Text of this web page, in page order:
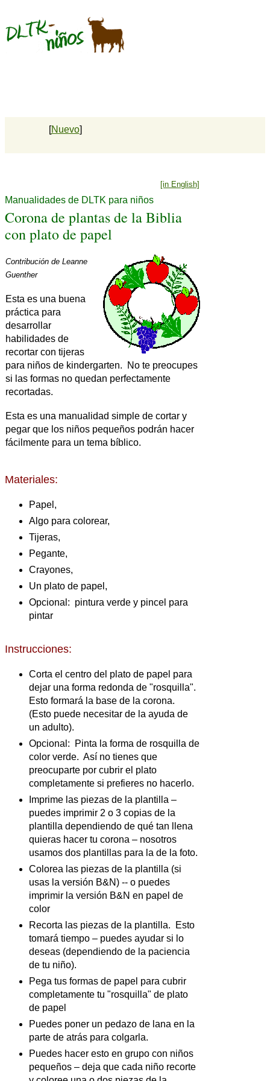
[Nuevo]
[in English]
Manualidades de DLTK para niños
Corona de plantas de la Biblia
con plato de papel
Contribución de Leanne
Guenther
Esta es una buena
práctica para
desarrollar
habilidades de
recortar con tijeras
para niños de kindergarten. No te preocupes
si las formas no quedan perfectamente
recortadas.
Esta es una manualidad simple de cortar y
pegar que los niños pequeños podrán hacer
fácilmente para un tema bíblico.
Materiales:
Papel,
Algo para colorear,
Tijeras,
Pegante,
Crayones,
Un plato de papel,
Opcional: pintura verde y pincel para
pintar
Instrucciones:
Corta el centro del plato de papel para
dejar una forma redonda de "rosquilla".
Esto formará la base de la corona.
(Esto puede necesitar de la ayuda de
un adulto).
Opcional: Pinta la forma de rosquilla de
color verde. Así no tienes que
preocuparte por cubrir el plato
completamente si prefieres no hacerlo.
Imprime las piezas de la plantilla –
puedes imprimir 2 o 3 copias de la
plantilla dependiendo de qué tan llena
quieras hacer tu corona – nosotros
usamos dos plantillas para la de la foto.
Colorea las piezas de la plantilla (si
usas la versión B&N) -- o puedes
imprimir la versión B&N en papel de
color
Recorta las piezas de la plantilla. Esto
tomará tiempo – puedes ayudar si lo
deseas (dependiendo de la paciencia
de tu niño).
Pega tus formas de papel para cubrir
completamente tu "rosquilla" de plato
de papel
Puedes poner un pedazo de lana en la
parte de atrás para colgarla.
Puedes hacer esto en grupo con niños
pequeños – deja que cada niño recorte